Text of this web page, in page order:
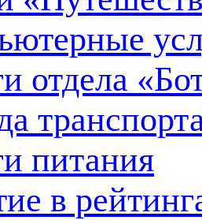
отдела
питания
в